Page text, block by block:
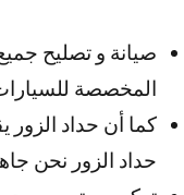
صيانة و تصليح
المخصصة
كما أن حداد الزور
حداد الزور نحن